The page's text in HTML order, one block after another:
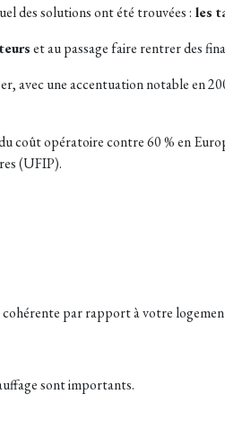
des solutions ont été trouvées : les
et au passage faire rentrer des
avec une accentuation notable en
coût opératoire contre 60 % en
(UFIP).
cohérente par rapport à votre
sont importants.